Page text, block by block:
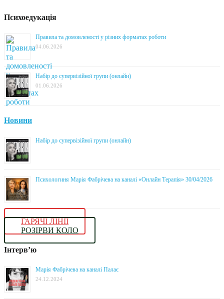
Психоедукація
Правила та домовленості у різних форматах роботи
04.06.2026
Набір до супервізійної групи (онлайн)
01.06.2026
Новини
Набір до супервізійної групи (онлайн)
Психологиня Марія Фабрічева на каналі «Онлайн Терапія» 30/04/2026
ГАРЯЧІ ЛІНІЇ
РОЗІРВИ КОЛО
Інтерв’ю
Марія Фабрічева на каналі Палає
24.12.2024